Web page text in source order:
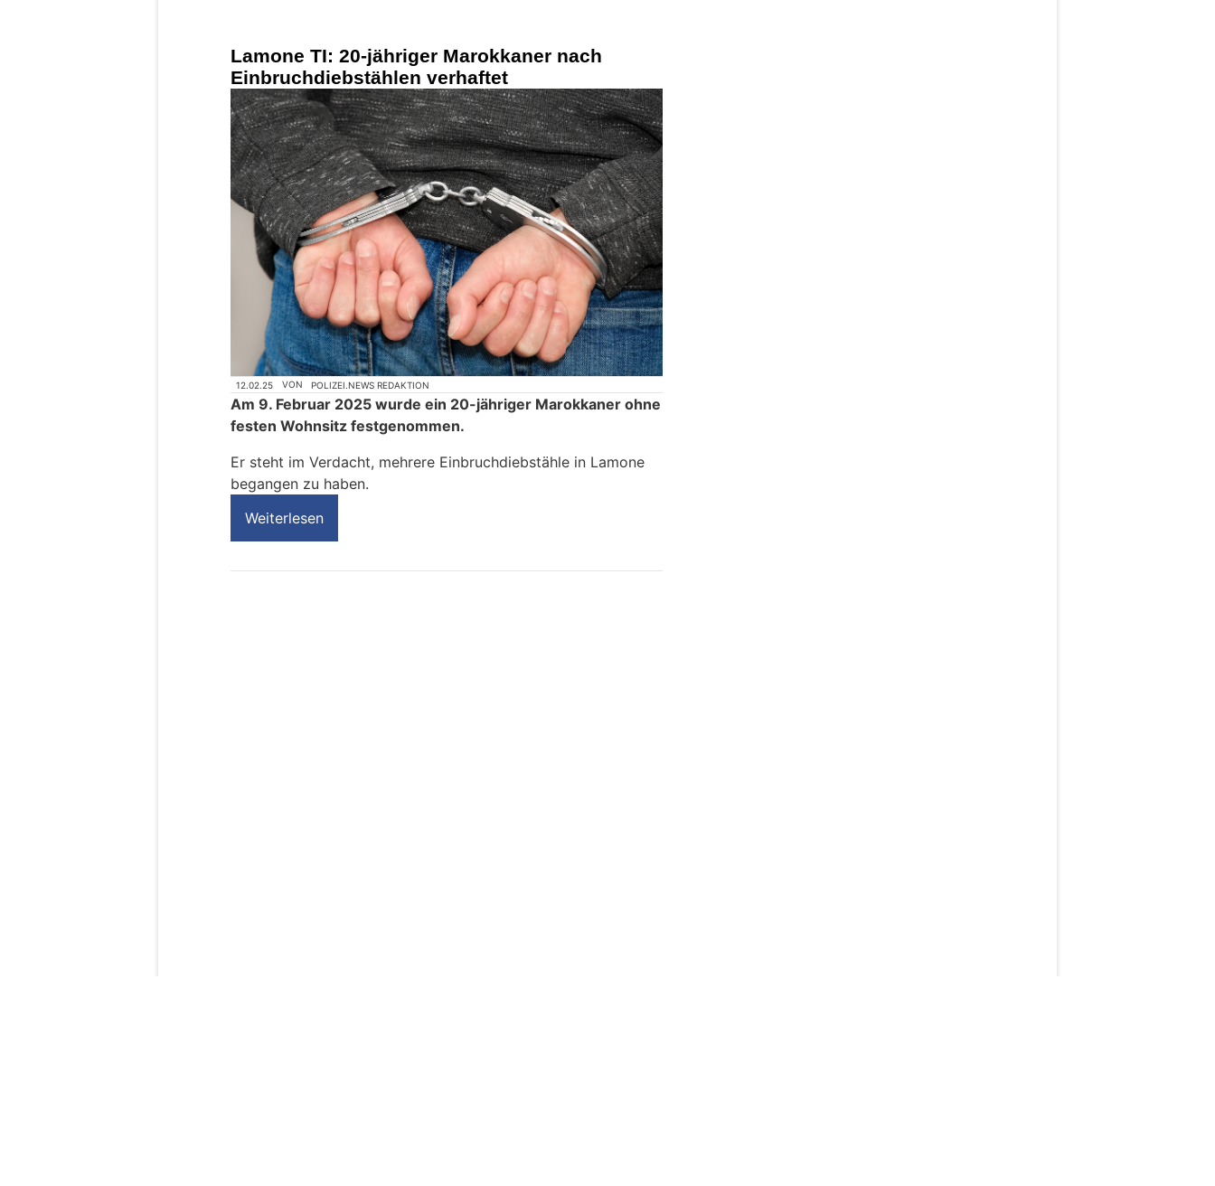
Lamone TI: 20-jähriger Marokkaner nach
Einbruchdiebstählen verhaftet
12.02.25 VON POLIZEI.NEWS REDAKTION
Am 9. Februar 2025 wurde ein 20-jähriger Marokkaner ohne
festen Wohnsitz festgenommen.
Er steht im Verdacht, mehrere Einbruchdiebstähle in Lamone
begangen zu haben.
Weiterlesen